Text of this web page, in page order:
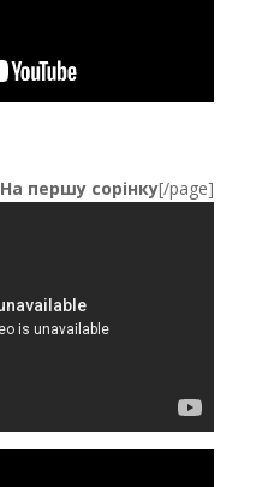
На першу сорінку[/page]